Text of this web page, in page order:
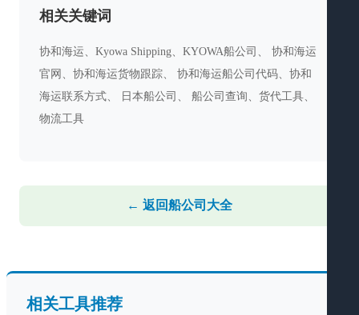
相关关键词
协和海运、Kyowa Shipping、KYOWA船公司、 协和海运
官网、协和海运货物跟踪、 协和海运船公司代码、协和
海运联系方式、 日本船公司、 船公司查询、货代工具、
物流工具
← 返回船公司大全
相关工具推荐